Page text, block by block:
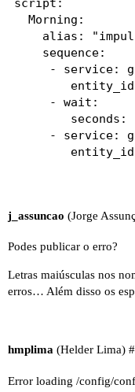
  Morning:
alias:
    sequence:
- service:
     - wait:
seconds:
- service:
j_assuncao (Jorge
Podes publicar o erro?
Letras maiúsculas nos
erros… Além disso os
hmplima (Helder Lima)
Error loading /config/